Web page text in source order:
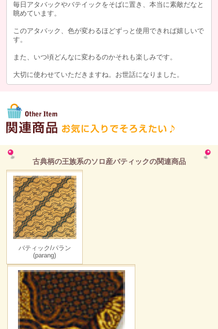
毎日アタバックやバテイックをそばに置き、本当に素敵だなと
眺めています。
このアタバック、色が変わるほどずっと使用できれば嬉しいで
す。
また、いつ頃どんなに変わるのかそれも楽しみです。
大切に使わせていただきますね。お世話になりました。
古典柄の王族系のソロ産バティックの関連商品
バティック/パラン
(parang)